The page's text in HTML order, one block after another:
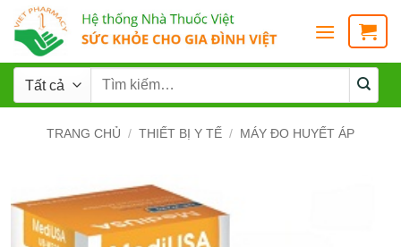
TRANG CHỦ / THIẾT BỊ Y TẾ / MÁY ĐO HUYẾT ÁP